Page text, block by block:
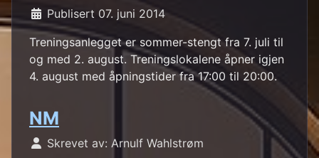
Publisert 07. juni 2014
Treningsanlegget er sommer-stengt fra 7. juli til
og med 2. august. Treningslokalene åpner igjen
4. august med åpningstider fra 17:00 til 20:00.
NM
Skrevet av: Arnulf Wahlstrøm